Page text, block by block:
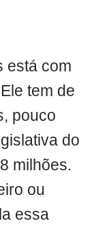
está com
tem de
pouco
do
milhões.
ou
essa